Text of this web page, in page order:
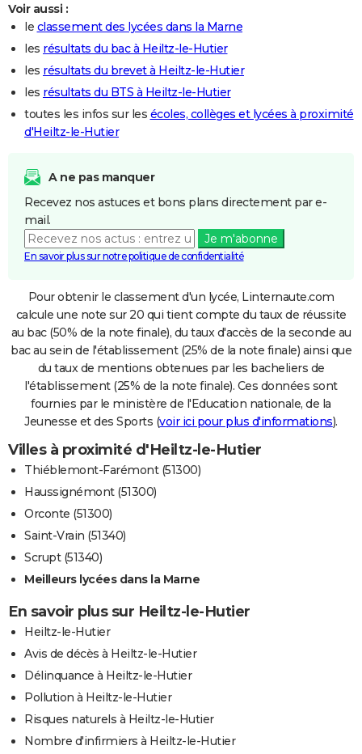
Voir aussi :
le classement des lycées dans la Marne
les résultats du bac à Heiltz-le-Hutier
les résultats du brevet à Heiltz-le-Hutier
les résultats du BTS à Heiltz-le-Hutier
toutes les infos sur les écoles, collèges et lycées à proximité
d'Heiltz-le-Hutier
A ne pas manquer
Recevez nos astuces et bons plans directement par e-
mail.
Je m'abonne
En savoir plus sur notre politique de confidentialité
Pour obtenir le classement d'un lycée, Linternaute.com
calcule une note sur 20 qui tient compte du taux de réussite
au bac (50% de la note finale), du taux d'accès de la seconde au
bac au sein de l'établissement (25% de la note finale) ainsi que
du taux de mentions obtenues par les bacheliers de
l'établissement (25% de la note finale). Ces données sont
fournies par le ministère de l'Education nationale, de la
Jeunesse et des Sports (voir ici pour plus d'informations).
Villes à proximité d'Heiltz-le-Hutier
Thiéblemont-Farémont (51300)
Haussignémont (51300)
Orconte (51300)
Saint-Vrain (51340)
Scrupt (51340)
Meilleurs lycées dans la Marne
En savoir plus sur Heiltz-le-Hutier
Heiltz-le-Hutier
Avis de décès à Heiltz-le-Hutier
Délinquance à Heiltz-le-Hutier
Pollution à Heiltz-le-Hutier
Risques naturels à Heiltz-le-Hutier
Nombre d'infirmiers à Heiltz-le-Hutier